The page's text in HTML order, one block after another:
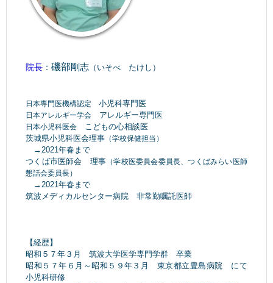
院長 ：磯部剛志 （いそべ たけし）
日本専門医機構認定小児科専門医
日本アレルギー学会 アレルギー専門医
日本小児科医会 こどもの心相談医
茨城県小児科医会理事 （学校保健担当）
→2021年春まで
つくば市医師会 理事 （学校医委員会委員長、つくばみらい医師
懇話会委員長）
→2021年春まで
筑波メディカルセンター病院 非常勤嘱託医師
【経歴】
昭和５７年３月 筑波大学医学専門学群 卒業
昭和５７年６月～昭和５９年３月 東京都立豊島病院 にて
小児科研修